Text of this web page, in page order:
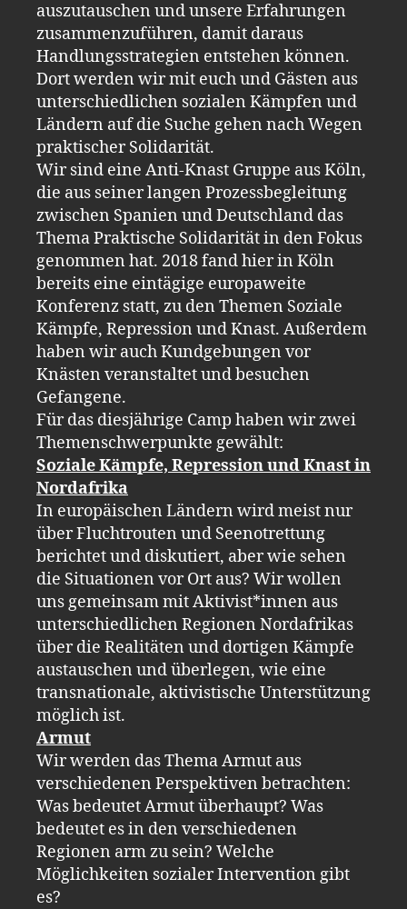
auszutauschen und unsere Erfahrungen
zusammenzuführen, damit daraus
Handlungsstrategien entstehen können.
Dort werden wir mit euch und Gästen aus
unterschiedlichen sozialen Kämpfen und
Ländern auf die Suche gehen nach Wegen
praktischer Solidarität.
Wir sind eine Anti-Knast Gruppe aus Köln,
die aus seiner langen Prozessbegleitung
zwischen Spanien und Deutschland das
Thema Praktische Solidarität in den Fokus
genommen hat. 2018 fand hier in Köln
bereits eine eintägige europaweite
Konferenz statt, zu den Themen Soziale
Kämpfe, Repression und Knast. Außerdem
haben wir auch Kundgebungen vor
Knästen veranstaltet und besuchen
Gefangene.
Für das diesjährige Camp haben wir zwei
Themenschwerpunkte gewählt:
Soziale Kämpfe, Repression und Knast in
Nordafrika
In europäischen Ländern wird meist nur
über Fluchtrouten und Seenotrettung
berichtet und diskutiert, aber wie sehen
die Situationen vor Ort aus? Wir wollen
uns gemeinsam mit Aktivist*innen aus
unterschiedlichen Regionen Nordafrikas
über die Realitäten und dortigen Kämpfe
austauschen und überlegen, wie eine
transnationale, aktivistische Unterstützung
möglich ist.
Armut
Wir werden das Thema Armut aus
verschiedenen Perspektiven betrachten:
Was bedeutet Armut überhaupt? Was
bedeutet es in den verschiedenen
Regionen arm zu sein? Welche
Möglichkeiten sozialer Intervention gibt
es?